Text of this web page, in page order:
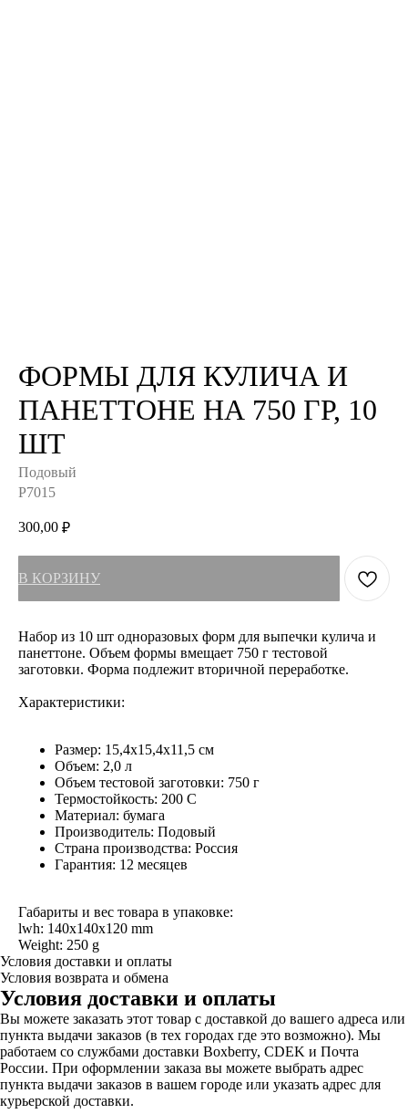
ФОРМЫ ДЛЯ КУЛИЧА И
ПАНЕТТОНЕ НА 750 ГР, 10
ШТ
Подовый
P7015
300,00 ₽
В КОРЗИНУ
Набор из 10 шт одноразовых форм для выпечки кулича и
панеттоне. Объем формы вмещает 750 г тестовой
заготовки. Форма подлежит вторичной переработке.
Характеристики:
Размер: 15,4х15,4х11,5 см
Объем: 2,0 л
Объем тестовой заготовки: 750 г
Термостойкость: 200 С
Материал: бумага
Производитель: Подовый
Страна производства: Россия
Гарантия: 12 месяцев
Габариты и вес товара в упаковке:
lwh: 140x140x120 mm
Weight: 250 g
Условия доставки и оплаты
Условия возврата и обмена
Условия доставки и оплаты
Вы можете заказать этот товар с доставкой до вашего адреса или
пункта выдачи заказов (в тех городах где это возможно). Мы
работаем со службами доставки Boxberry, CDEK и Почта
России. При оформлении заказа вы можете выбрать адрес
пункта выдачи заказов в вашем городе или указать адрес для
курьерской доставки.